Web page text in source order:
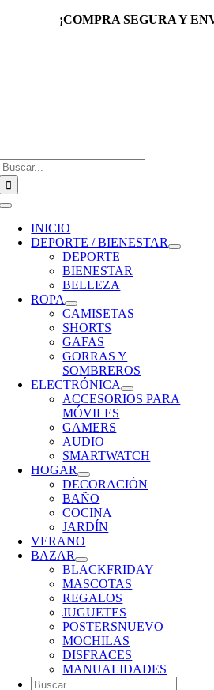
¡COMPRA SEGURA Y
Toggle
Navigation
INICIO
DEPORTE / BIENESTAR
DEPORTE
BIENESTAR
BELLEZA
ROPA
CAMISETAS
SHORTS
GAFAS
GORRAS Y
SOMBREROS
ELECTRÓNICA
ACCESORIOS PARA
MÓVILES
GAMERS
AUDIO
SMARTWATCH
HOGAR
DECORACIÓN
BAÑO
COCINA
JARDÍN
VERANO
BAZAR
BLACKFRIDAY
MASCOTAS
REGALOS
JUGUETES
POSTERSNUEVO
MOCHILAS
DISFRACES
MANUALIDADES
Buscar: